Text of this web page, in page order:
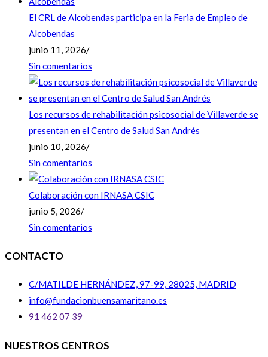
El CRL de Alcobendas participa en la Feria de Empleo de
Alcobendas
junio 11, 2026/
Sin comentarios
Los recursos de rehabilitación psicosocial de Villaverde se
presentan en el Centro de Salud San Andrés
junio 10, 2026/
Sin comentarios
Colaboración con IRNASA CSIC
junio 5, 2026/
Sin comentarios
CONTACTO
C/MATILDE HERNÁNDEZ, 97-99, 28025, MADRID
info@fundacionbuensamaritano.es
91 462 07 39
NUESTROS CENTROS